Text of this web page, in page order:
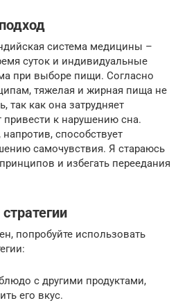
система медицины –
суток и индивидуальные
при выборе пищи. Согласно
тяжелая и жирная пища не
так как она затрудняет
к нарушению сна.
способствует
самочувствия. Я стараюсь
и избегать переедания
попробуйте использовать
с другими продуктами,
его вкус.